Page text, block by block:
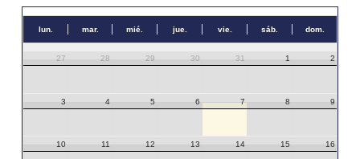
lun. mar. mié. jue. vie. sáb. dom.
27 28 29 30 31 1 2
3 4 5 6 7 8 9
10 11 12 13 14 15 16